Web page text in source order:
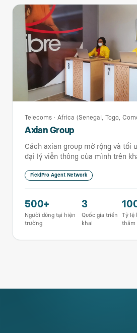
Telecoms · Africa (Senegal, Togo,
Axian Group
Cách axian group mở rộng và tối
đại lý viễn thông của mình trên
FieldPro Agent Network
500+
Người dùng tại hiện
trường
3
Quốc gia triển
khai
Tỷ lệ
thăm